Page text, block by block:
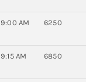
9:00 AM 6250
9:15 AM 6850